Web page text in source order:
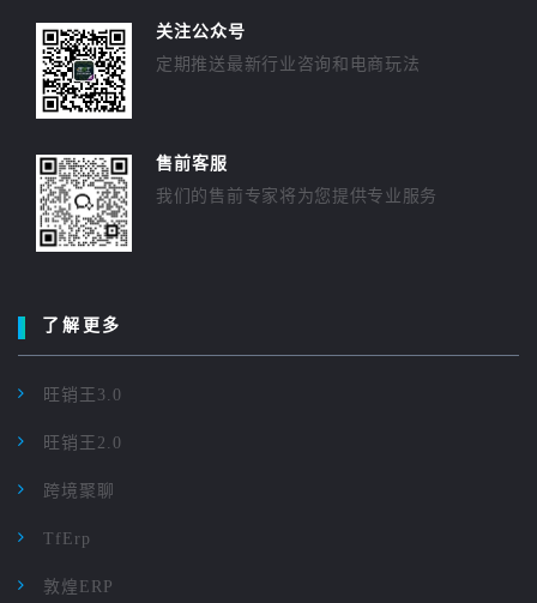
关注公众号
定期推送最新行业咨询和电商玩法
售前客服
我们的售前专家将为您提供专业服务
了解更多
旺销王3.0
旺销王2.0
跨境聚聊
TfErp
敦煌ERP